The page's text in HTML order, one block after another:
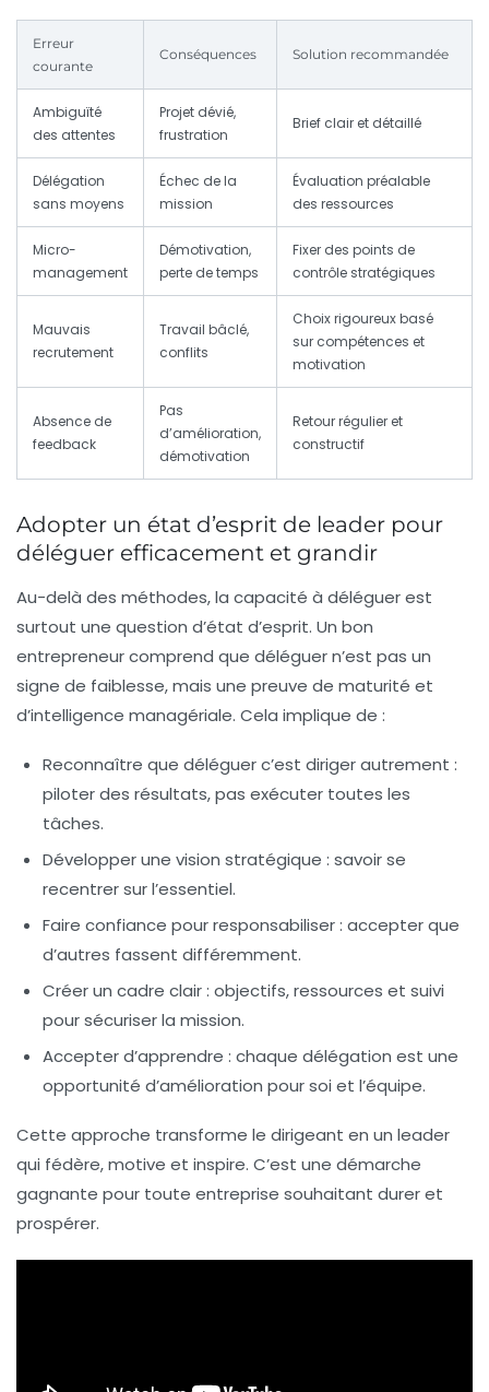
Erreur
courante
Conséquences Solution recommandée
Ambiguïté
des attentes
Projet dévié,
frustration
Brief clair et détaillé
Délégation
sans moyens
Échec de la
mission
Évaluation préalable
des ressources
Micro-
management
Démotivation,
perte de temps
Fixer des points de
contrôle stratégiques
Mauvais
recrutement
Travail bâclé,
conflits
Choix rigoureux basé
sur compétences et
motivation
Absence de
feedback
Pas
d’amélioration,
démotivation
Retour régulier et
constructif
Adopter un état d’esprit de leader pour
déléguer efficacement et grandir
Au-delà des méthodes, la capacité à déléguer est
surtout une question d’état d’esprit. Un bon
entrepreneur comprend que déléguer n’est pas un
signe de faiblesse, mais une preuve de maturité et
d’intelligence managériale. Cela implique de :
Reconnaître que déléguer c’est diriger autrement :
piloter des résultats, pas exécuter toutes les
tâches.
Développer une vision stratégique : savoir se
recentrer sur l’essentiel.
Faire confiance pour responsabiliser: accepter que
d’autres fassent différemment.
Créer un cadre clair: objectifs, ressources et suivi
pour sécuriser la mission.
Accepter d’apprendre : chaque délégation est une
opportunité d’amélioration pour soi et l’équipe.
Cette approche transforme le dirigeant en un leader
qui fédère, motive et inspire. C’est une démarche
gagnante pour toute entreprise souhaitant durer et
prospérer.